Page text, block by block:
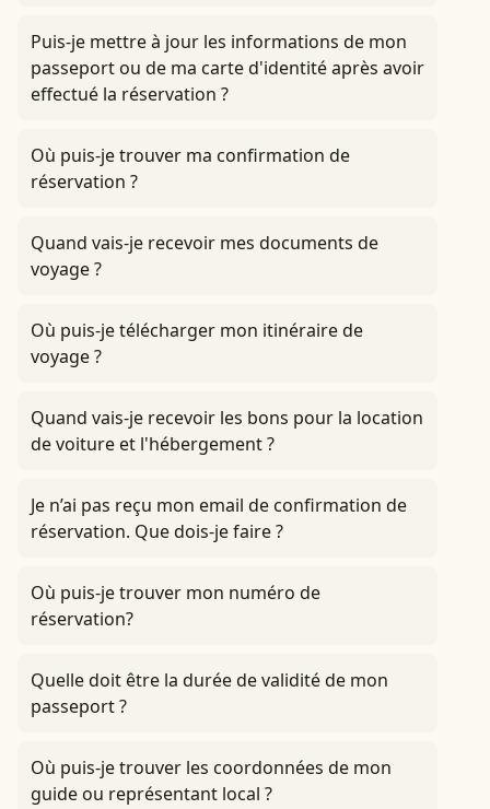
Puis-je mettre à jour les informations de mon
passeport ou de ma carte d'identité après avoir
effectué la réservation ?
Où puis-je trouver ma confirmation de
réservation ?
Quand vais-je recevoir mes documents de
voyage ?
Où puis-je télécharger mon itinéraire de
voyage ?
Quand vais-je recevoir les bons pour la location
de voiture et l'hébergement ?
Je n’ai pas reçu mon email de confirmation de
réservation. Que dois-je faire ?
Où puis-je trouver mon numéro de
réservation?
Quelle doit être la durée de validité de mon
passeport ?
Où puis-je trouver les coordonnées de mon
guide ou représentant local ?